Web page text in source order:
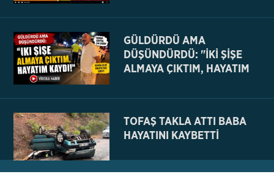
GÜLDÜRDÜ AMA
DÜŞÜNDÜRDÜ: "İKİ ŞİŞE
ALMAYA ÇIKTIM, HAYATIM
TOFAŞ TAKLA ATTI BABA
HAYATINI KAYBETTİ